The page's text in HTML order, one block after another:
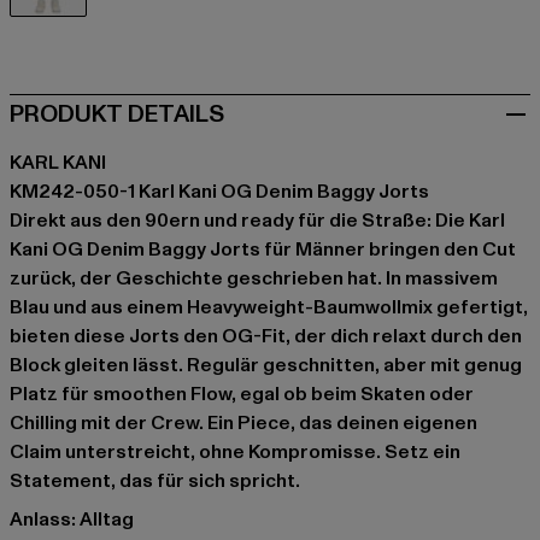
PRODUKT DETAILS
KARL KANI
KM242-050-1 Karl Kani OG Denim Baggy Jorts
Direkt aus den 90ern und ready für die Straße: Die Karl
Kani OG Denim Baggy Jorts für Männer bringen den Cut
zurück, der Geschichte geschrieben hat. In massivem
Blau und aus einem Heavyweight-Baumwollmix gefertigt,
bieten diese Jorts den OG-Fit, der dich relaxt durch den
Block gleiten lässt. Regulär geschnitten, aber mit genug
Platz für smoothen Flow, egal ob beim Skaten oder
Chilling mit der Crew. Ein Piece, das deinen eigenen
Claim unterstreicht, ohne Kompromisse. Setz ein
Statement, das für sich spricht.
Anlass: Alltag